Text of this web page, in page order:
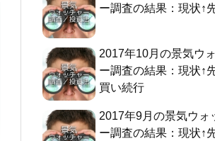
ー調査の結果：現状↑
2017年10月の景気ウ
ー調査の結果：現状↑
買い続行
2017年9月の景気ウォ
ー調査の結果：現状↑